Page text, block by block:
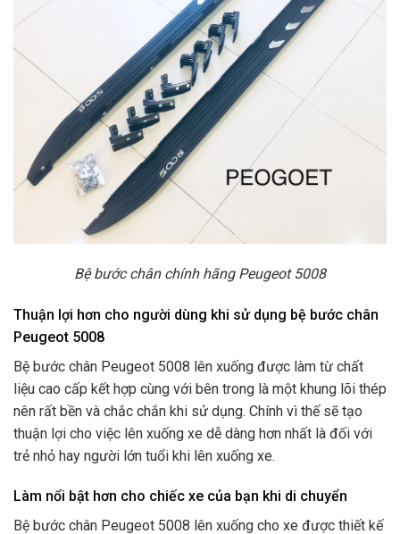
Bệ bước chân chính hãng Peugeot 5008
Thuận lợi hơn cho người dùng khi sử dụng bệ bước chân
Peugeot 5008
Bệ bước chân Peugeot 5008 lên xuống được làm từ chất
liệu cao cấp kết hợp cùng với bên trong là một khung lõi thép
nên rất bền và chắc chắn khi sử dụng. Chính vì thế sẽ tạo
thuận lợi cho việc lên xuống xe dễ dàng hơn nhất là đối với
trẻ nhỏ hay người lớn tuổi khi lên xuống xe.
Làm nổi bật hơn cho chiếc xe của bạn khi di chuyển
Bệ bước chân Peugeot 5008 lên xuống cho xe được thiết kế